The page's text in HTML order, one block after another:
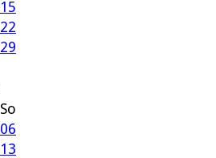
15
22
29
So
06
13